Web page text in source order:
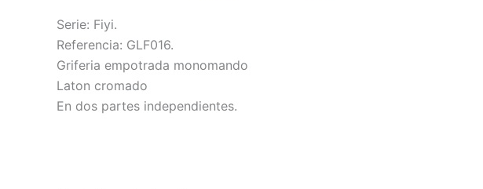
Serie: Fiyi.
Referencia: GLF016.
Griferia empotrada monomando
Laton cromado
En dos partes independientes.